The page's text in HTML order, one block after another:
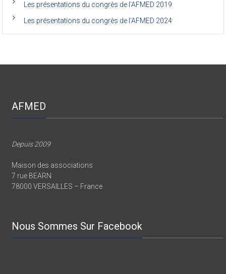
Les présentations du congrès de l’AFMED 2019
Les présentations du congrès de l’AFMED 2024
AFMED
Depuis 2009
Maison des associations
7 rue BEARN
78000 VERSAILLES – France
Nous Sommes Sur Facebook